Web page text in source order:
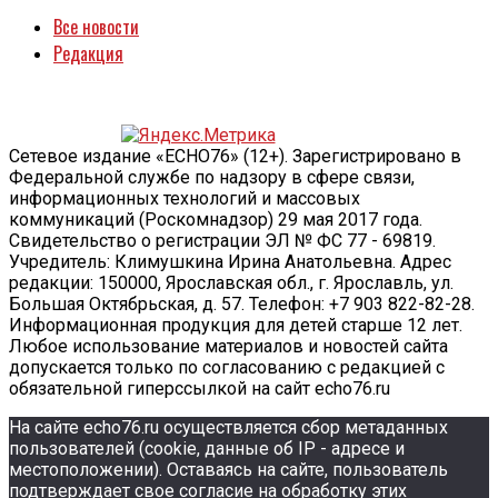
Все новости
Редакция
Сетевое издание «ECHO76» (12+). Зарегистрировано в
Федеральной службе по надзору в сфере связи,
информационных технологий и массовых
коммуникаций (Роскомнадзор) 29 мая 2017 года.
Свидетельство о регистрации ЭЛ № ФС 77 - 69819.
Учредитель: Климушкина Ирина Анатольевна. Адрес
редакции: 150000, Ярославская обл., г. Ярославль, ул.
Большая Октябрьская, д. 57. Телефон: +7 903 822-82-28.
Информационная продукция для детей старше 12 лет.
Любое использование материалов и новостей сайта
допускается только по согласованию с редакцией с
обязательной гиперссылкой на сайт echo76.ru
На сайте echo76.ru осуществляется сбор метаданных
пользователей (cookie, данные об IP - адресе и
местоположении). Оставаясь на сайте, пользователь
подтверждает свое согласие на обработку этих